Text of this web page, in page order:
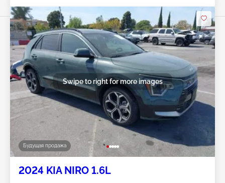
Будущая продажа
Swipe to right for more images
2024 KIA NIRO 1.6L